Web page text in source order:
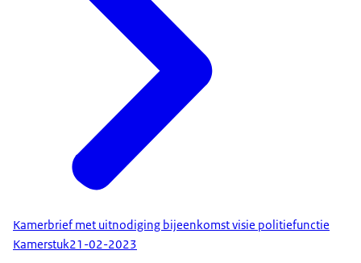
Kamerbrief met uitnodiging bijeenkomst visie politiefunctie
Kamerstuk21-02-2023